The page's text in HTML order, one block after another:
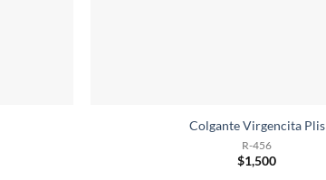
Colgante Virgencita Plis
R-456
$1,500